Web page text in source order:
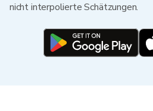
nicht interpolierte Schätzungen.